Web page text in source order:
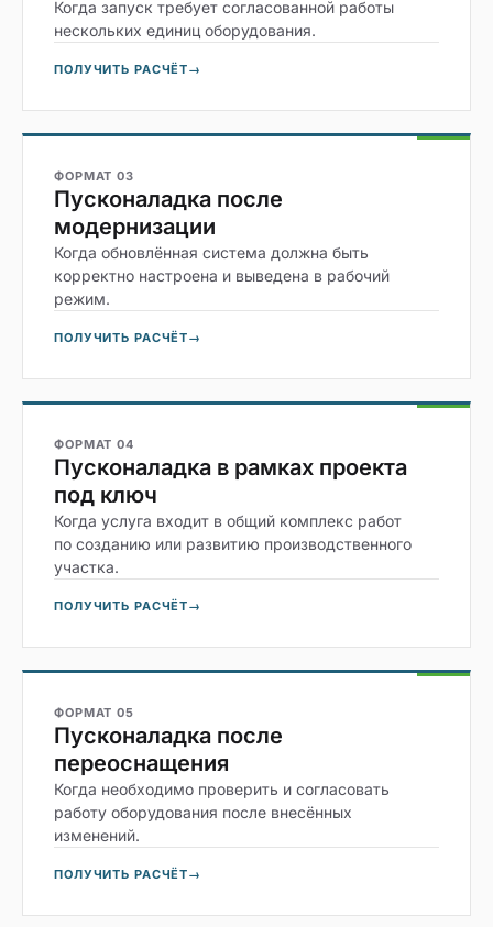
Когда запуск требует согласованной работы
нескольких единиц оборудования.
ПОЛУЧИТЬ РАСЧЁТ→
ФОРМАТ 03
Пусконаладка после
модернизации
Когда обновлённая система должна быть
корректно настроена и выведена в рабочий
режим.
ПОЛУЧИТЬ РАСЧЁТ→
ФОРМАТ 04
Пусконаладка в рамках проекта
под ключ
Когда услуга входит в общий комплекс работ
по созданию или развитию производственного
участка.
ПОЛУЧИТЬ РАСЧЁТ→
ФОРМАТ 05
Пусконаладка после
переоснащения
Когда необходимо проверить и согласовать
работу оборудования после внесённых
изменений.
ПОЛУЧИТЬ РАСЧЁТ→